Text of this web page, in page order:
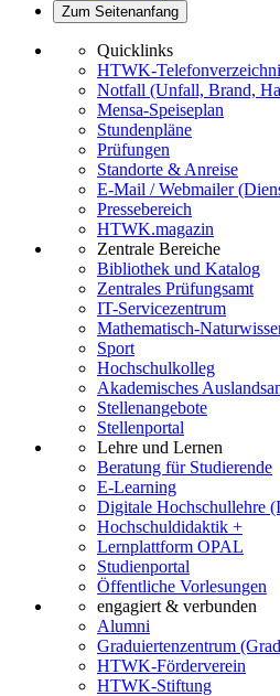
Zum Seitenanfang
Quicklinks
HTWK-
Notfall (Unfall, Brand,
Mensa-Speiseplan
Stundenpläne
Prüfungen
Standorte & Anreise
E-Mail / Webmailer
Pressebereich
HTWK.magazin
Zentrale Bereiche
Bibliothek und Katalog
Zentrales Prüfungsamt
IT-Servicezentrum
Mathematisch-
Sport
Hochschulkolleg
Akademisches
Stellenangebote
Stellenportal
Lehre und Lernen
Beratung für Studierende
E-Learning
Digitale Hochschullehre
Hochschuldidaktik +
Lernplattform OPAL
Studienportal
Öffentliche Vorlesungen
engagiert & verbunden
Alumni
Graduiertenzentrum
HTWK-Förderverein
HTWK-Stiftung